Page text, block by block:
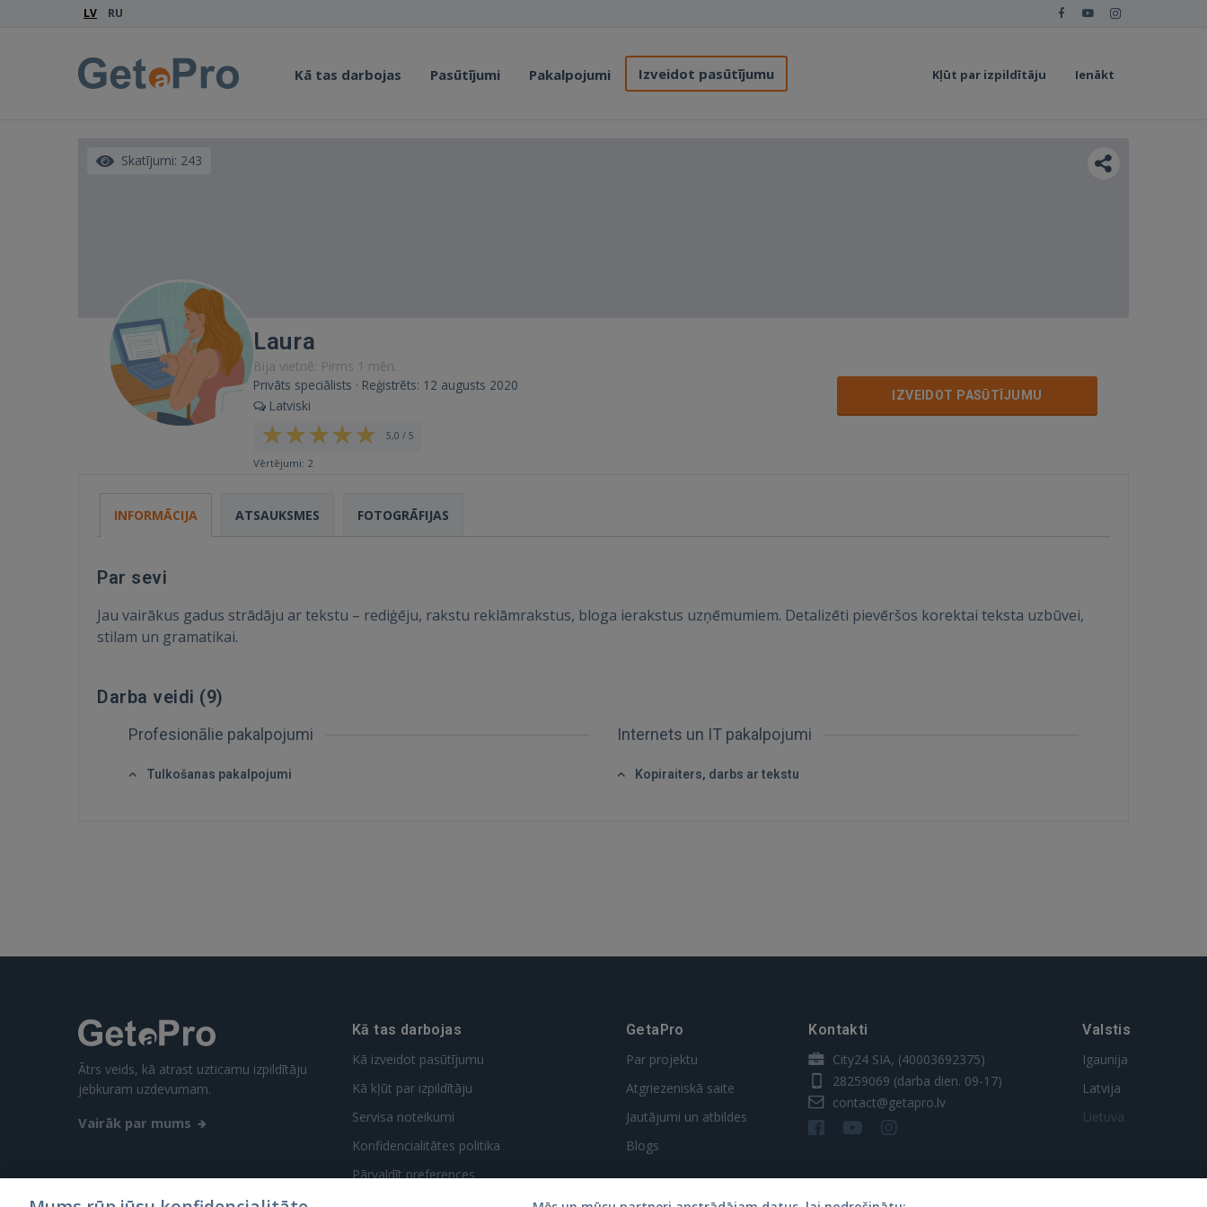
LV RU
Kā tas darbojas Pasūtījumi Pakalpojumi Izveidot pasūtījumu Kļūt par izpildītāju Ienākt
FACEBOOK
Skatījumi: 243
Laura
Bija vietnē: Pirms 1 mēn.
Privāts speciālists · Reģistrēts: 12 augusts 2020
Latviski
5,0 / 5
Vērtējumi: 2
IZVEIDOT PASŪTĪJUMU
INFORMĀCIJA ATSAUKSMES FOTOGRĀFIJAS
Par sevi
Jau vairākus gadus strādāju ar tekstu – rediģēju, rakstu reklāmrakstus, bloga ierakstus uzņēmumiem. Detalizēti pievēršos korektai teksta uzbūvei,
stilam un gramatikai.
Darba veidi (9)
Profesionālie pakalpojumi
Tulkošanas pakalpojumi
Internets un IT pakalpojumi
Kopiraiters, darbs ar tekstu
Ātrs veids, kā atrast uzticamu izpildītāju
jebkuram uzdevumam.
Vairāk par mums
Kā tas darbojas
Kā izveidot pasūtījumu
Kā kļūt par izpildītāju
Servisa noteikumi
Konfidencialitātes politika
Pārvaldīt preferences
GetaPro
Par projektu
Atgriezeniskā saite
Jautājumi un atbildes
Blogs
Kontakti
City24 SIA, (40003692375)
28259069 (darba dien. 09-17)
contact@getapro.lv
Valstis
Igaunija
Latvija
Lietuva